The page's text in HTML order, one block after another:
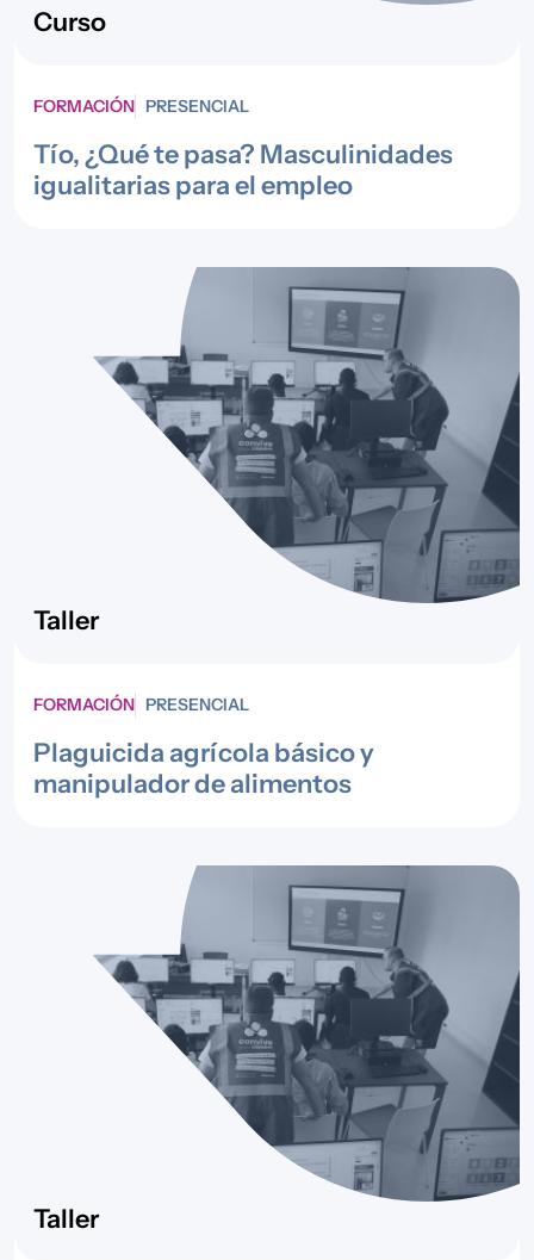
Curso
FORMACIÓN PRESENCIAL
Tío, ¿Qué te pasa? Masculinidades
igualitarias para el empleo
Taller
FORMACIÓN PRESENCIAL
Plaguicida agrícola básico y
manipulador de alimentos
Taller